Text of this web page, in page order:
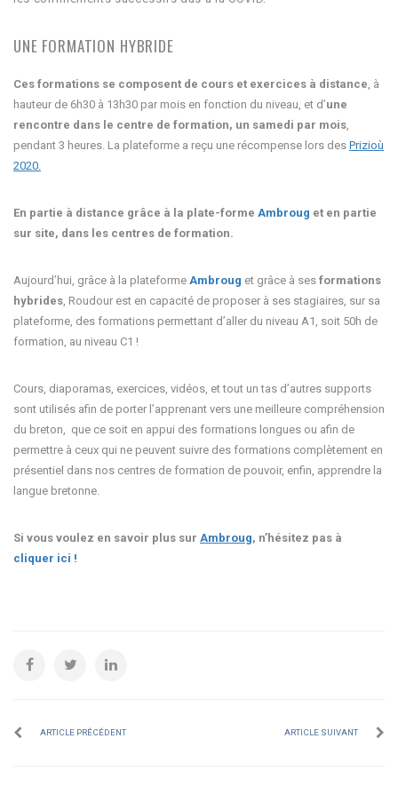
UNE FORMATION HYBRIDE
Ces formations se composent de cours et exercices à distance , à
hauteur de 6h30 à 13h30 par mois en fonction du niveau, et d’une
rencontre dans le centre de formation, un samedi par mois
pendant 3 heures. La plateforme a reçu une récompense lors des Prizioù
2020.
En partie à distance grâce à la plate-forme Ambroug et en partie
sur site, dans les centres de formation.
Aujourd’hui, grâce à la plateforme Ambroug et grâce à ses formations
hybrides , Roudour est en capacité de proposer à ses stagiaires, sur sa
plateforme, des formations permettant d’aller du niveau A1, soit 50h de
formation, au niveau C1 !
Cours, diaporamas, exercices, vidéos, et tout un tas d’autres supports
sont utilisés afin de porter l’apprenant vers une meilleure compréhension
du breton, que ce soit en appui des formations longues ou afin de
permettre à ceux qui ne peuvent suivre des formations complètement en
présentiel dans nos centres de formation de pouvoir, enfin, apprendre la
langue bretonne.
Si vous voulez en savoir plus sur Ambroug, n’hésitez pas à
cliquer ici !
ARTICLE PRÉCÉDENT ARTICLE SUIVANT